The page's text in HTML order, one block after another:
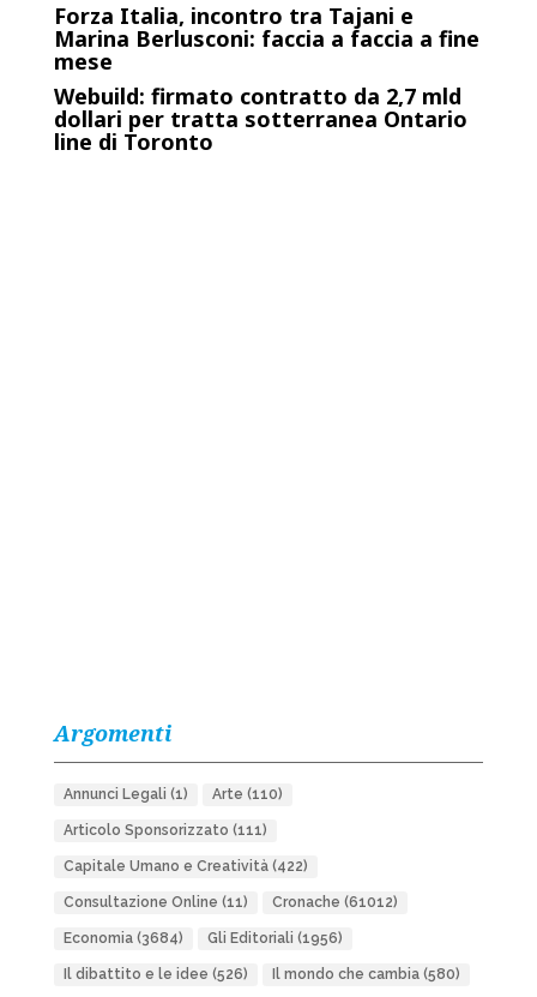
Forza Italia, incontro tra Tajani e
Marina Berlusconi: faccia a faccia a fine
mese
Webuild: firmato contratto da 2,7 mld
dollari per tratta sotterranea Ontario
line di Toronto
Argomenti
Annunci Legali (1) Arte (110)
Articolo Sponsorizzato (111)
Capitale Umano e Creatività(422)
Consultazione Online (11) Cronache (61012)
Economia(3684) Gli Editoriali (1956)
Il dibattito e le idee (526) Il mondo che cambia(580)